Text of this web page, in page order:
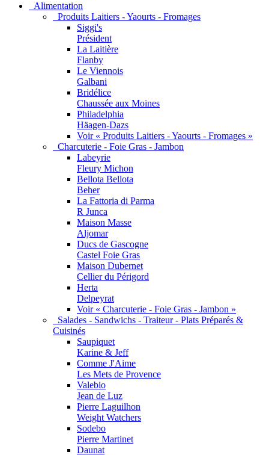
Alimentation
Produits Laitiers - Yaourts - Fromages
Siggi's
Président
La Laitière
Flanby
Le Viennois
Galbani
Bridélice
Chaussée aux Moines
Philadelphia
Häagen-Dazs
Voir « Produits Laitiers - Yaourts - Fromages »
Charcuterie - Foie Gras - Jambon
Labeyrie
Fleury Michon
Bellota Bellota
Beher
La Fattoria di Parma
R Junca
Maison Masse
Aljomar
Ducs de Gascogne
Castel Foie Gras
Maison Dubernet
Cellier du Périgord
Herta
Delpeyrat
Voir « Charcuterie - Foie Gras - Jambon »
Salades - Sandwichs - Traiteur - Plats Préparés &
Cuisinés
Saupiquet
Karine & Jeff
Comme J'Aime
Les Mets de Provence
Valebio
Jean de Luz
Pierre Laguilhon
Weight Watchers
Sodebo
Pierre Martinet
Daunat